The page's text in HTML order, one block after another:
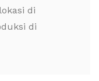
di
di